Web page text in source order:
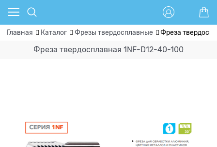
Главная Каталог Фрезы твердосплавные Фреза
Фреза твердосплавная 1NF-D12-40-100